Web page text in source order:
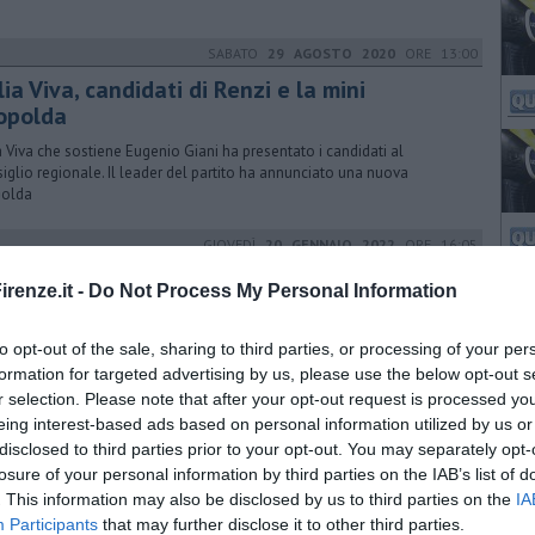
- Do Not Process My Personal Information
opt-out of the sale, sharing to third parties, or processing of your
for targeted advertising by us, please use the below opt-out
selection. Please note that after your opt-out request is processed
interest-based ads based on personal information utilized by us
to third parties prior to your opt-out. You may separately
of your personal information by third parties on the IAB’s list of
This information may also be disclosed by us to third parties on the
Participants that may further disclose it to other third parties.
SABATO 29 AGOSTO 2020 ORE 13:00
Viva, candidati di Renzi e la mini
Viva che sostiene Eugenio Giani ha presentato i candidati al
regionale. Il leader del partito ha annunciato una nuova
GIOVEDÌ20 GENNAIO 2022ORE 16:05
lavoratori in assemblea e voto
dei lavoratori ai cancelli della ex Gkn di Campi Bisenzio per
l'ipotesi di accordo siglata al ministero dello sviluppo economico
MERCOLEDÌ19 OTTOBRE 2022ORE 18:55
Firenze approva fusione dei servizi
le reazioni al voto che ha approvato la gestione unica dei servizi
Primo passo verso la fusione, per incorporazione, delle